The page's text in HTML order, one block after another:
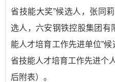
省技能大奖”候选人，张同
选人，六安钢铁控股集团有
能人才培育工作先进单位”
省技能人才培育工作先进个
后附表）。